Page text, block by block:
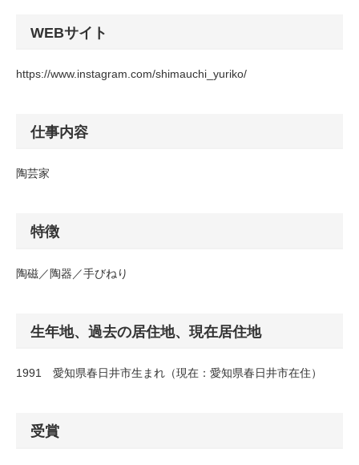
WEBサイト
https://www.instagram.com/shimauchi_yuriko/
仕事内容
陶芸家
特徴
陶磁／陶器／手びねり
生年地、過去の居住地、現在居住地
1991 愛知県春日井市生まれ（現在：愛知県春日井市在住）
受賞